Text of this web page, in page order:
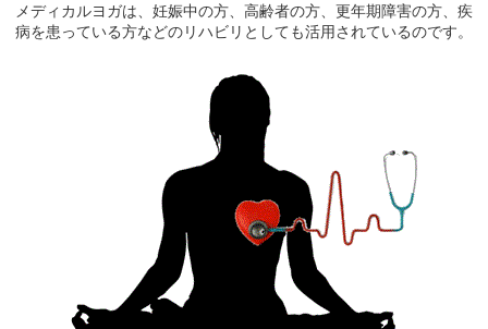
メディカルヨガは、妊娠中の方、高齢者の方、更年期障害の方、疾
病を患っている方などのリハビリとしても活用されているのです。